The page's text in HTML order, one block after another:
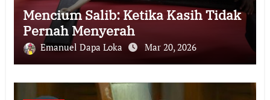
Mencium Salib: Ketika Kasih Tidak
Pernah Menyerah
Emanuel Dapa Loka Mar 20, 2026